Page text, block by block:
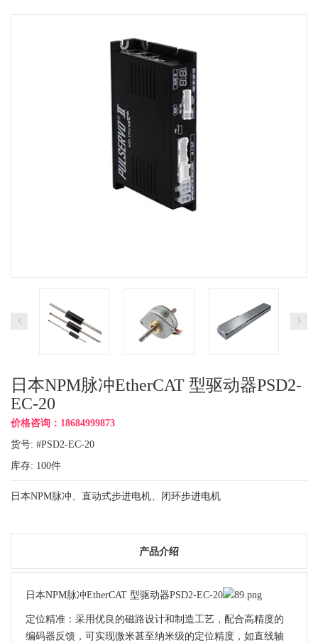
日本NPM脉冲EtherCAT 型驱动器PSD2-
EC-20
价格咨询：18684999873
货号: #PSD2-EC-20
库存: 100件
日本NPM脉冲、直动式步进电机、闭环步进电机
产品介绍
日本NPM脉冲EtherCAT 型驱动器PSD2-EC-20
定位精准：采用优良的磁路设计和制造工艺，配合高精度的
编码器反馈，可实现微米甚至纳米级的定位精度，如直线轴